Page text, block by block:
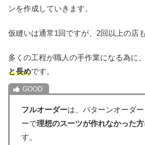
ンを作成していきます。
仮縫いは通常1回ですが、2回以上の店
多くの工程が職人の手作業になる為に、
と長めです。
フルオーダーは、パターンオーダ
ーで理想のスーツが作れなかった方
す。